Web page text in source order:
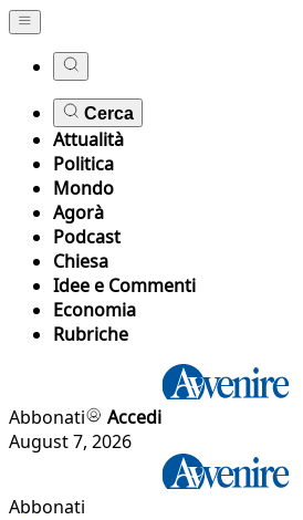
Cerca
Attualità
Politica
Mondo
Agorà
Podcast
Chiesa
Idee e Commenti
Economia
Rubriche
Abbonati
Accedi
August 7, 2026
Abbonati